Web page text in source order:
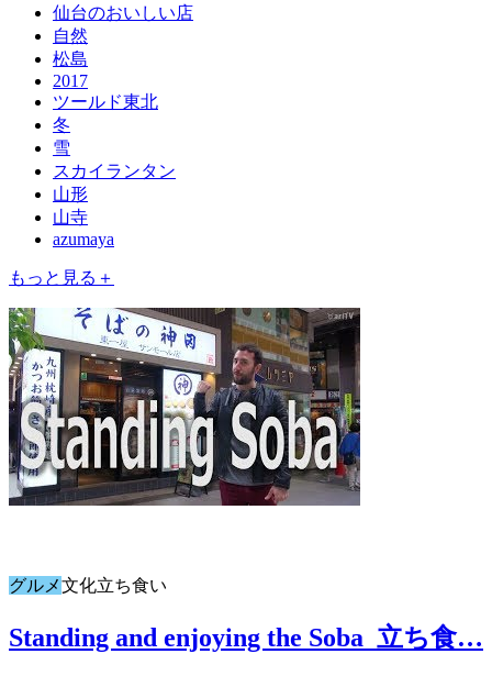
仙台のおいしい店
自然
松島
2017
ツールド東北
冬
雪
スカイランタン
山形
山寺
azumaya
もっと見る＋
グルメ文化立ち食い
Standing and enjoying the Soba_立ち食…